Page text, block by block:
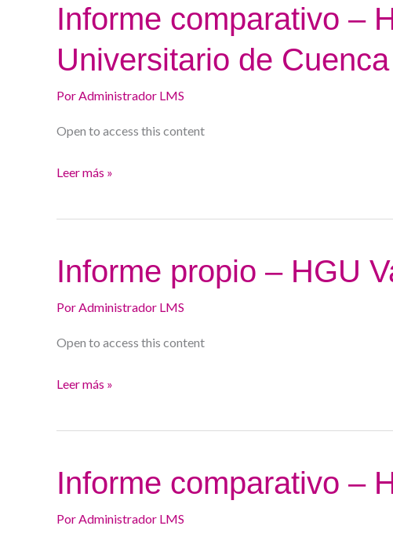
Informe comparativo –
Universitario de Cuenca
PorAdministrador LMS
Open to access this content
Informe
comparativo
Universitario
Leer más »
Informe propio – HGU
PorAdministrador LMS
Open to access this content
Informe
propio
–
Valencia
Leer más »
Informe comparativo –
PorAdministrador LMS
Informe
comparativo
–